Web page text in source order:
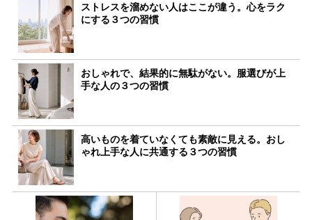
ストレスを溜めない人はここが違う。心をラク
にする３つの習慣
おしゃれで、結果的に無駄がない。服選びが上
手な人の３つの習慣
高いものを着ていなくても素敵に見える。おし
ゃれ上手な人に共通する３つの習慣